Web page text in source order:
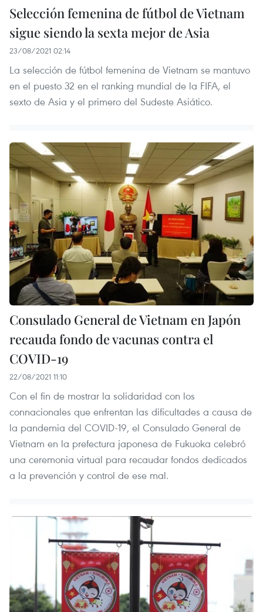
Selección femenina de fútbol de Vietnam
sigue siendo la sexta mejor de Asia
23/08/2021 02:14
La selección de fútbol femenina de Vietnam se mantuvo
en el puesto 32 en el ranking mundial de la FIFA, el
sexto de Asia y el primero del Sudeste Asiático.
Consulado General de Vietnam en Japón
recauda fondo de vacunas contra el
COVID-19
22/08/2021 11:10
Con el fin de mostrar la solidaridad con los
connacionales que enfrentan las dificultades a causa de
la pandemia del COVID-19, el Consulado General de
Vietnam en la prefectura japonesa de Fukuoka celebró
una ceremonia virtual para recaudar fondos dedicados
a la prevención y control de ese mal.